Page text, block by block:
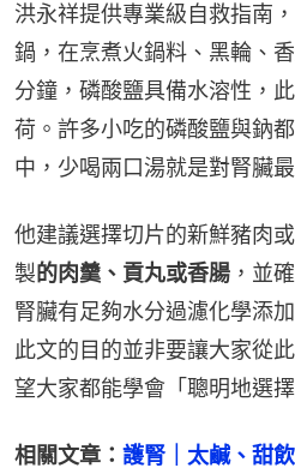
洪永祥提供專業級自救指南
鍋，在烹煮火鍋料、黑輪、
分鐘，磷酸鹽具備水溶性，
荷。許多小吃的磷酸鹽與鈉
中，少喝兩口湯就是對腎臟
他建議選擇切片的新鮮豬肉
製的肉羹、貢丸或香腸 ，並
腎臟有足夠水分過濾化學添
此文的目的並非要讓大家從
望大家都能學會「聰明地選擇
相關文章： 護腎｜太鹹、甜